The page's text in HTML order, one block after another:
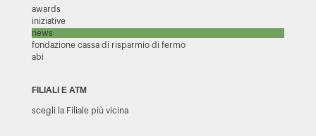
awards
iniziative
news
fondazione cassa di risparmio di fermo
abi
FILIALI E ATM
scegli la Filiale più vicina